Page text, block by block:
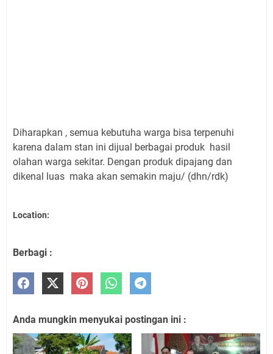
Diharapkan , semua kebutuha warga bisa terpenuhi
karena dalam stan ini dijual berbagai produk hasil
olahan warga sekitar. Dengan produk dipajang dan
dikenal luas maka akan semakin maju/ (dhn/rdk)
Location:
Berbagi :
Anda mungkin menyukai postingan ini :